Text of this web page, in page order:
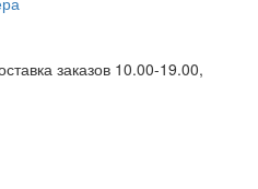
заказов 10.00-19.00,